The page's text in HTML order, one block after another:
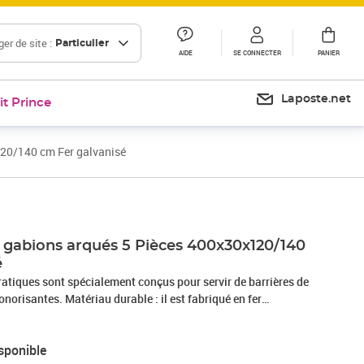
de site : Particulier
AIDE SE CONNECTER PANIER
Prince Laposte.net
140 cm Fer galvanisé
arqués 5 Pièces 400x30x120/140
sont spécialement conçus pour servir de barrières de
: il est fabriqué en fer
pour plus de stabilité et de durabilité, et avec un
stable : la cage à gabion voûtée est conçue pour